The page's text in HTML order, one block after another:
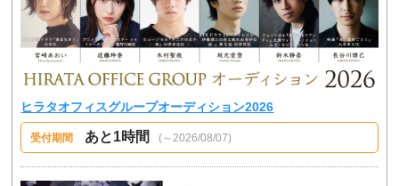
ヒラタオフィスグループオーディション2026
受付期間 あと1時間 (～2026/08/07)